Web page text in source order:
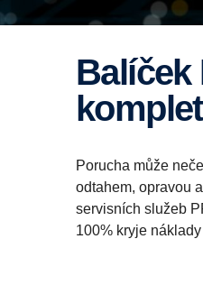
Balíček PRO vám zajistí proaktivní údržbu a
Porucha může
odtahem, opravou
servisních služeb
100% kryje